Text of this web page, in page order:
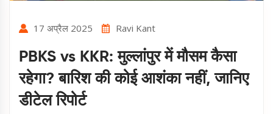
17 अप्रैल 2025 Ravi Kant
PBKS vs KKR: मुल्लांपुर में मौसम कैसा
रहेगा? बारिश की कोई आशंका नहीं, जानिए
डीटेल रिपोर्ट